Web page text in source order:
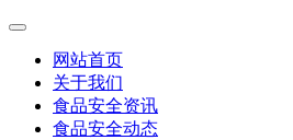
网站首页
关于我们
食品安全资讯
食品安全动态